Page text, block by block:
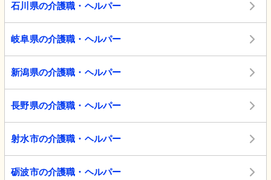
石川県の介護職・ヘルパー
岐阜県の介護職・ヘルパー
新潟県の介護職・ヘルパー
長野県の介護職・ヘルパー
射水市の介護職・ヘルパー
砺波市の介護職・ヘルパー